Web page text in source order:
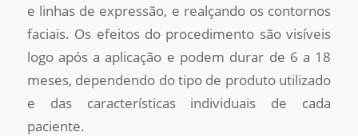
e linhas de expressão, e realçando os contornos
faciais. Os efeitos do procedimento são visíveis
logo após a aplicação e podem durar de 6 a 18
meses, dependendo do tipo de produto utilizado
e das características individuais de cada
paciente.